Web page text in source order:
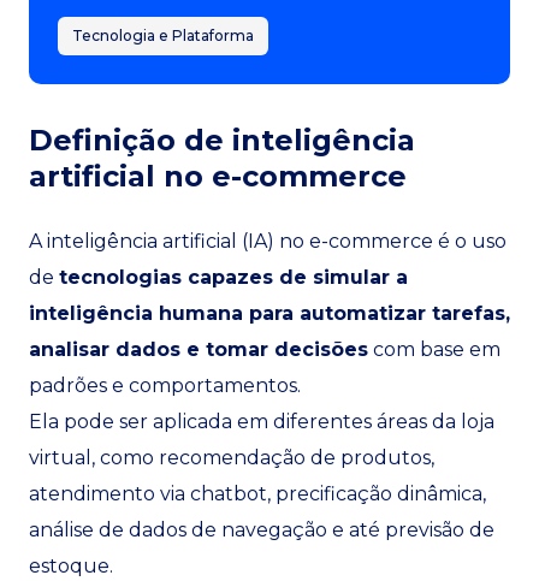
Tecnologia e Plataforma
Definição de inteligência
artificial no e-commerce
A inteligência artificial (IA) no e-commerce é o uso
de tecnologias capazes de simular a
inteligência humana para automatizar tarefas,
analisar dados e tomar decisões com base em
padrões e comportamentos.
Ela pode ser aplicada em diferentes áreas da loja
virtual, como recomendação de produtos,
atendimento via chatbot, precificação dinâmica,
análise de dados de navegação e até previsão de
estoque.